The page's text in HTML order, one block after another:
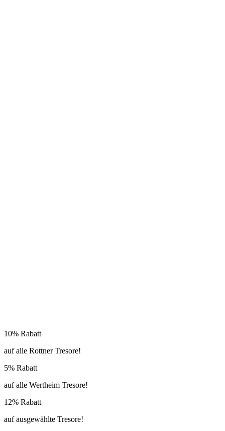
10% Rabatt
auf alle Rottner Tresore!
5% Rabatt
auf alle Wertheim Tresore!
12% Rabatt
auf ausgewählte Tresore!